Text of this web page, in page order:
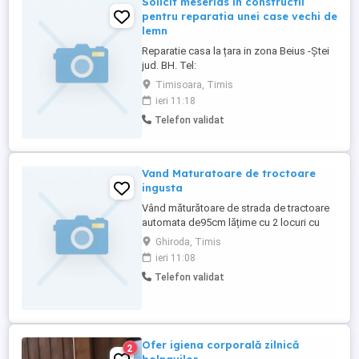
pentru reparatia unei case vechi de
lemn
Reparatie casa la țara in zona Beius -Ștei
jud. BH. Tel:
Timisoara, Timis
ieri 11:18
Telefon validat
Vand Maturatoare de troctoare
ingusta
Vând măturătoare de strada de tractoare
automata de95cm lățime cu 2 locuri cu
lada cutia în spate se ridică în sus la
descărcare 2500 euro cutie automata cu 3
peri
Ghiroda, Timis
ieri 11:08
Telefon validat
2
Ofer igiena corporală zilnică